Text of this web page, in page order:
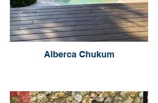
Alberca Chukum